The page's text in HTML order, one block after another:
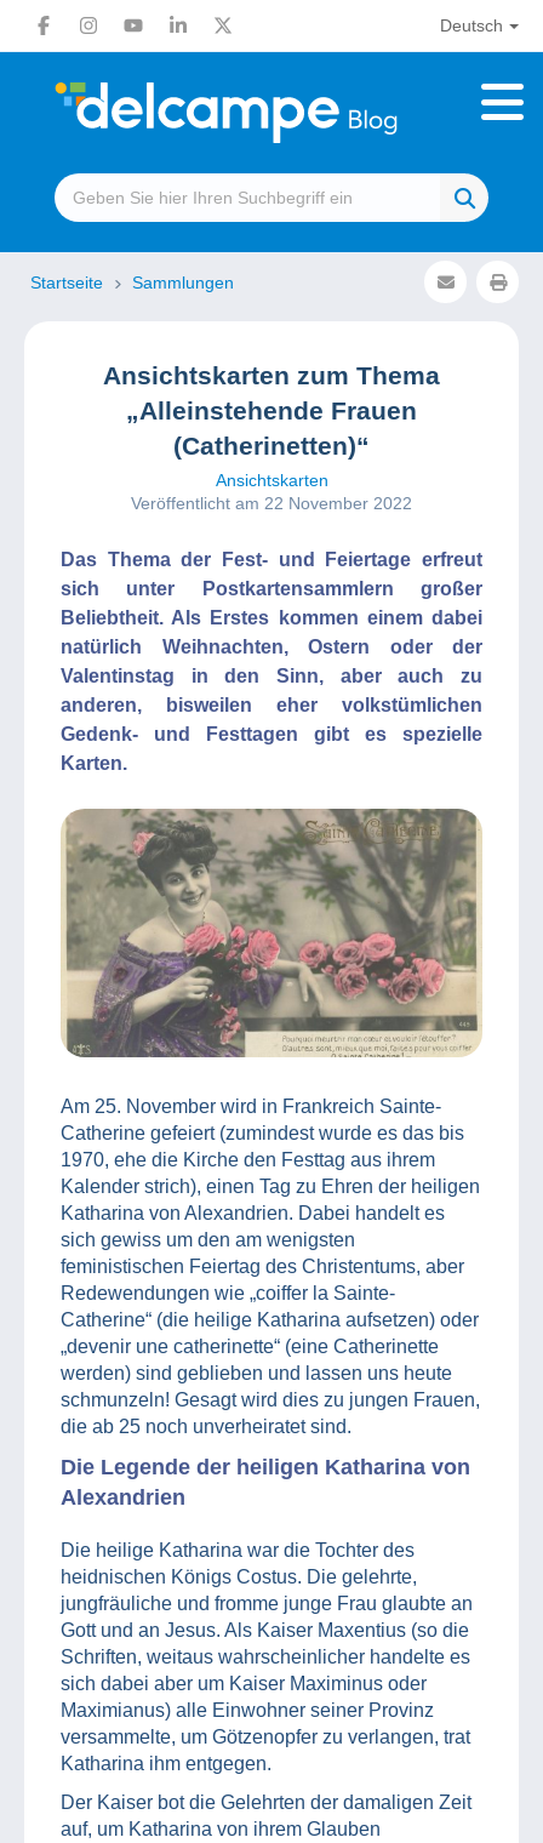
Deutsch
Startseite Sammlungen
Ansichtskarten zum Thema
„Alleinstehende Frauen
(Catherinetten)“
Ansichtskarten
Veröffentlicht am 22 November 2022
Das Thema der Fest- und Feiertage erfreut
sich unter Postkartensammlern großer
Beliebtheit. Als Erstes kommen einem dabei
natürlich Weihnachten, Ostern oder der
Valentinstag in den Sinn, aber auch zu
anderen, bisweilen eher volkstümlichen
Gedenk- und Festtagen gibt es spezielle
Karten.
Am 25. November wird in Frankreich Sainte-
Catherine gefeiert (zumindest wurde es das bis
1970, ehe die Kirche den Festtag aus ihrem
Kalender strich), einen Tag zu Ehren der heiligen
Katharina von Alexandrien. Dabei handelt es
sich gewiss um den am wenigsten
feministischen Feiertag des Christentums, aber
Redewendungen wie „coiffer la Sainte-
Catherine“ (die heilige Katharina aufsetzen) oder
„devenir une catherinette“ (eine Catherinette
werden) sind geblieben und lassen uns heute
schmunzeln! Gesagt wird dies zu jungen Frauen,
die ab 25 noch unverheiratet sind.
Die Legende der heiligen Katharina von
Alexandrien
Die heilige Katharina war die Tochter des
heidnischen Königs Costus. Die gelehrte,
jungfräuliche und fromme junge Frau glaubte an
Gott und an Jesus. Als Kaiser Maxentius (so die
Schriften, weitaus wahrscheinlicher handelte es
sich dabei aber um Kaiser Maximinus oder
Maximianus) alle Einwohner seiner Provinz
versammelte, um Götzenopfer zu verlangen, trat
Katharina ihm entgegen.
Der Kaiser bot die Gelehrten der damaligen Zeit
auf, um Katharina von ihrem Glauben